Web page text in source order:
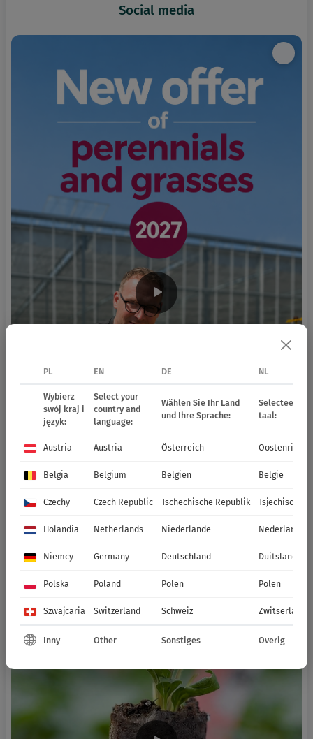
Social media
PL EN DE NL
Wybierz
swój kraj i
język:
Select your
country and
language:
Wählen Sie Ihr Land
und Ihre Sprache:
Selecteer uw
taal:
Austria Austria Österreich Oostenrijk
Belgia Belgium Belgien België
Czechy Czech Republic Tschechische Republik Tsjechische
Holandia Netherlands Niederlande Nederland
Niemcy Germany Deutschland Duitsland
Polska Poland Polen Polen
Szwajcaria Switzerland Schweiz Zwitserland
Inny Other Sonstiges Overig